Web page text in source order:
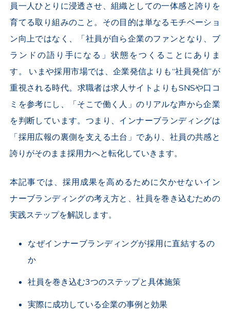
員一人ひとりに浸透させ、組織としての一体感と誇りを
育てる取り組みのこと。その目的は単なるモチベーショ
ン向上ではなく、「社員が自ら企業のファンとなり、ブ
ランドの語り手になる」状態をつくることにありま
す。
いまや採用市場では、企業発信よりも“社員発信”が
重視される時代。求職者は求人サイトよりもSNSや口コ
ミを参考にし、「そこで働く人」のリアルな声から企業
を判断しています。つまり、インナーブランディングは
「採用広報の裏側を支える土台」であり、社員の共感と
誇りがそのまま採用力へと転化していきます。
本記事では、採用成果を高めるために欠かせないイン
ナーブランディングの考え方と、社員を巻き込むための
実践ステップを解説します。
なぜインナーブランディングが採用に直結するの
か
社員を巻き込む3つのステップと具体施策
実際に成功している企業の事例と効果